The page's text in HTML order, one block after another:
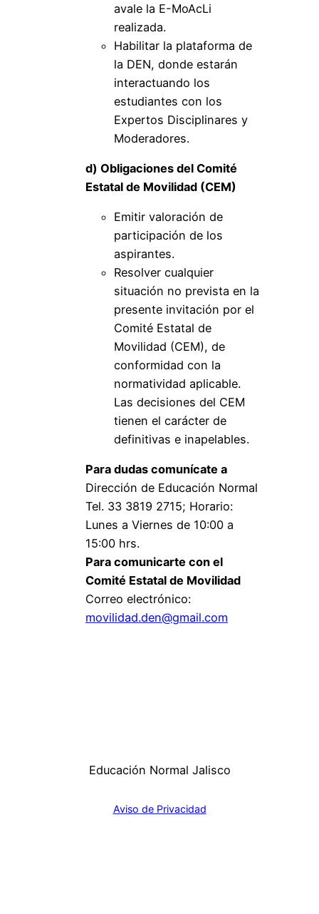
avale la E-MoAcLi
realizada.
Habilitar la plataforma de
la DEN, donde estarán
interactuando los
estudiantes con los
Expertos Disciplinares y
Moderadores.
d) Obligaciones del Comité
Estatal de Movilidad (CEM)
Emitir valoración de
participación de los
aspirantes.
Resolver cualquier
situación no prevista en la
presente invitación por el
Comité Estatal de
Movilidad (CEM), de
conformidad con la
normatividad aplicable.
Las decisiones del CEM
tienen el carácter de
definitivas e inapelables.
Para dudas comunícate a
Dirección de Educación Normal
Tel. 33 3819 2715; Horario:
Lunes a Viernes de 10:00 a
15:00 hrs.
Para comunicarte con el
Comité Estatal de Movilidad
Correo electrónico:
movilidad.den@gmail.com
Educación Normal Jalisco
Aviso de Privacidad